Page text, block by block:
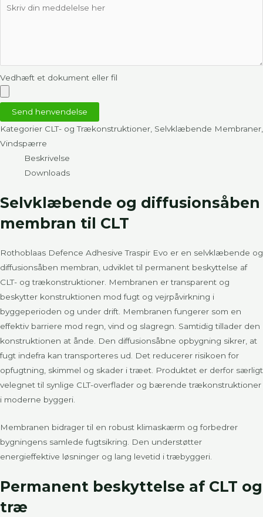
Vedhæft et dokument eller fil
Send henvendelse
Kategorier CLT- og Trækonstruktioner Selvklæbende Membraner
Vindspærre
Beskrivelse
Downloads
Selvklæbende og diffusionsåben
membran til CLT
Rothoblaas Defence Adhesive Traspir Evo er en selvklæbende og
diffusionsåben membran, udviklet til permanent beskyttelse af
CLT- og trækonstruktioner. Membranen er transparent og
beskytter konstruktionen mod fugt og vejrpåvirkning i
byggeperioden og under drift. Membranen fungerer som en
effektiv barriere mod regn, vind og slagregn. Samtidig tillader den
konstruktionen at ånde. Den diffusionsåbne opbygning sikrer, at
fugt indefra kan transporteres ud. Det reducerer risikoen for
opfugtning, skimmel og skader i træet. Produktet er derfor særligt
velegnet til synlige CLT-overflader og bærende trækonstruktioner
i moderne byggeri.
Membranen bidrager til en robust klimaskærm og forbedrer
bygningens samlede fugtsikring. Den understøtter
energieffektive løsninger og lang levetid i træbyggeri.
Permanent beskyttelse af CLT og
træ